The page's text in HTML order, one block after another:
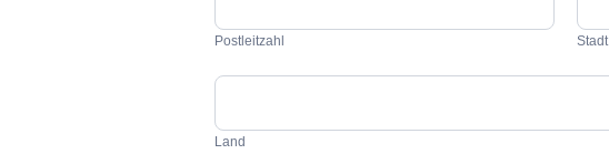
Postleitzahl Stadt
Land